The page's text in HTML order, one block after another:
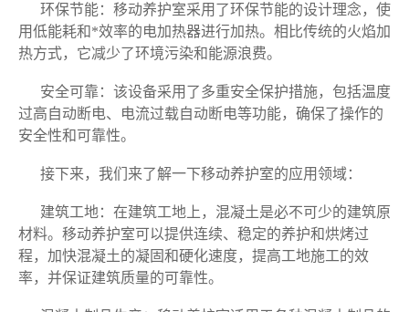
环保节能：移动养护室采用了环保节能的设计理念，使
用低能耗和*效率的电加热器进行加热。相比传统的火焰加
热方式，它减少了环境污染和能源浪费。
安全可靠：该设备采用了多重安全保护措施，包括温度
过高自动断电、电流过载自动断电等功能，确保了操作的
安全性和可靠性。
接下来，我们来了解一下移动养护室的应用领域：
建筑工地：在建筑工地上，混凝土是必不可少的建筑原
材料。移动养护室可以提供连续、稳定的养护和烘烤过
程，加快混凝土的凝固和硬化速度，提高工地施工的效
率，并保证建筑质量的可靠性。